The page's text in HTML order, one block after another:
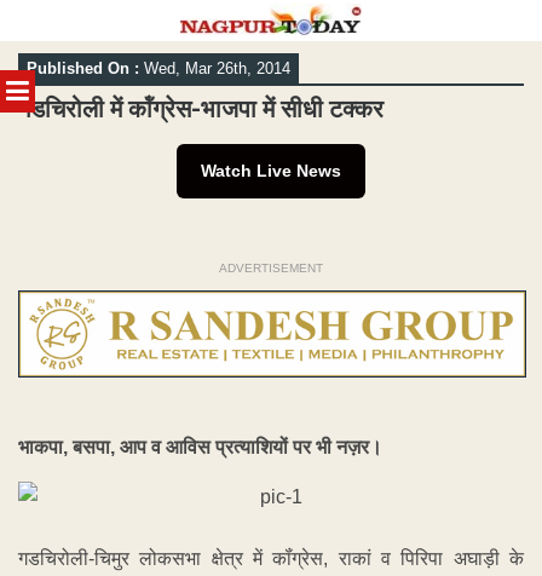
MENU
Skip
to
content
Published On : Wed, Mar 26th, 2014
गडचिरोली में कॉंग्रेस-भाजपा में सीधी टक्कर
Watch Live News
ADVERTISEMENT
भाकपा, बसपा, आप व आविस प्रत्याशियों पर भी नज़र।
गडचिरोली-चिमुर लोकसभा क्षेत्र में कॉंग्रेस, राकां व पिरिपा अघाड़ी के